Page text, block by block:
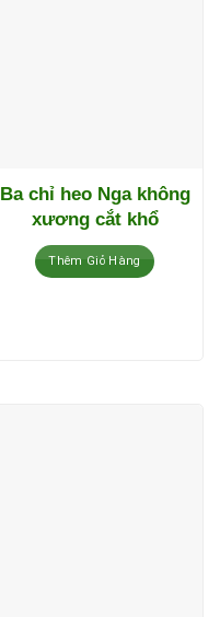
Ba chỉ heo Nga không
xương cắt khổ
Thêm Giỏ Hàng